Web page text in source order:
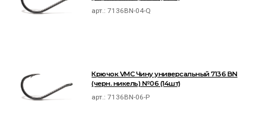
арт.:7136BN-04-Q
Крючок VMC Чину универсальный 7136 BN
(черн. никель) №06 (14шт)
арт.:7136BN-06-P